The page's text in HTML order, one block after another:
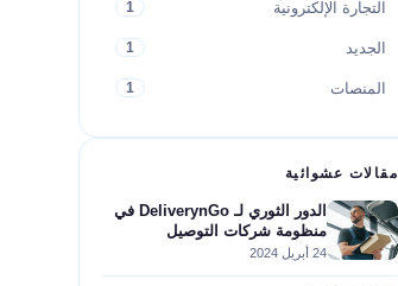
التجارة الإلكترونية 1
الجديد 1
المنصات 1
مقالات عشوائية
الدور الثوري لـ DeliverynGo في
منظومة شركات التوصيل
24 أبريل 2024